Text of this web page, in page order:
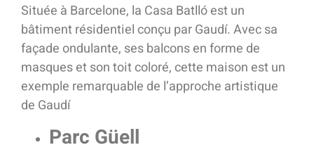
Située à Barcelone, la Casa Batlló est un
bâtiment résidentiel conçu par Gaudí. Avec sa
façade ondulante, ses balcons en forme de
masques et son toit coloré, cette maison est un
exemple remarquable de l’approche artistique
de Gaudí
Parc Güell